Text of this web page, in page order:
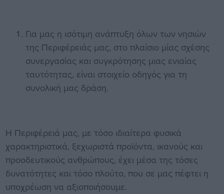
Για μας η ισότιμη ανάπτυξη όλων των νησιών
της Περιφέρειάς μας, στο πλαίσιο μίας σχέσης
συνεργασίας και συγκρότησης μιας ενιαίας
ταυτότητας, είναι στοιχείο οδηγός για τη
συνολική μας δράση.
Η Περιφέρειά μας, με τόσο ιδιαίτερα φυσικά
χαρακτηριστικά, ξεχωριστά προϊόντα, ικανούς και
προοδευτικούς ανθρώπους, έχει μέσα της τόσες
δυνατότητες και τόσο πλούτο, που σε μας πέφτει η
υποχρέωση να αξιοποιήσουμε.